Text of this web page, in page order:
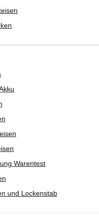
Warentest
und Lockenstab